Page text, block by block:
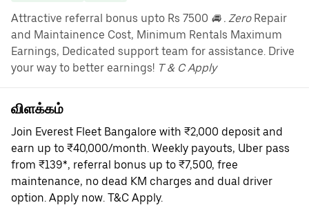
Attractive referral bonus upto Rs 7500 🚘 . ZeroRepair
and Maintainence Cost, Minimum Rentals Maximum
Earnings, Dedicated support team for assistance. Drive
your way to better earnings! T & C Apply
விளக்கம்
Join Everest Fleet Bangalore with ₹2,000 deposit and
earn up to ₹40,000/month. Weekly payouts, Uber pass
from ₹139*, referral bonus up to ₹7,500, free
maintenance, no dead KM charges and dual driver
option. Apply now. T&C Apply.